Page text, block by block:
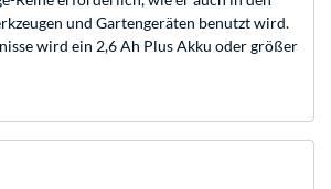
und Gartengeräten benutzt wird.
wird ein 2,6 Ah Plus Akku oder größer